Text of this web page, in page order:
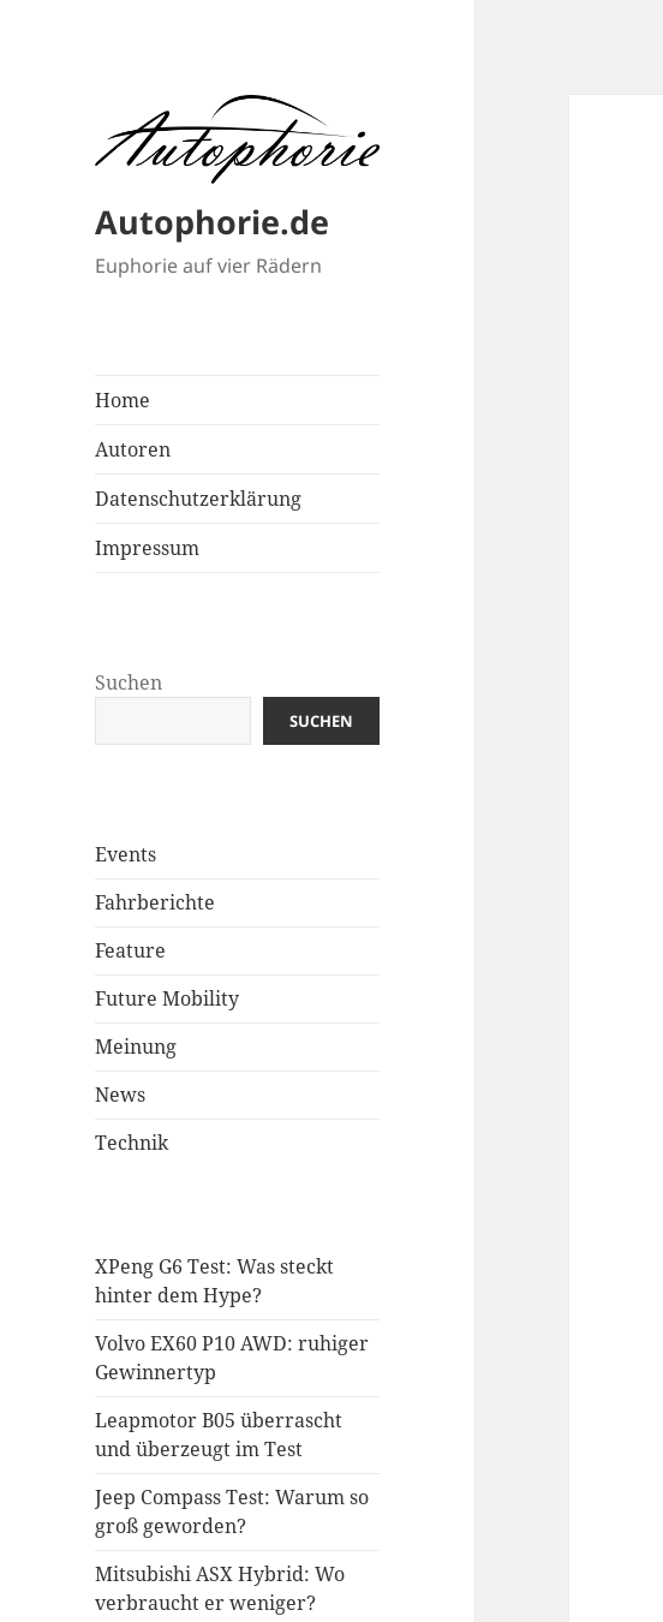
Autophorie.de
Euphorie auf vier Rädern
Home
Autoren
Datenschutzerklärung
Impressum
Suchen
SUCHEN
Events
Fahrberichte
Feature
Future Mobility
Meinung
News
Technik
XPeng G6 Test: Was steckt
hinter dem Hype?
Volvo EX60 P10 AWD: ruhiger
Gewinnertyp
Leapmotor B05 überrascht
und überzeugt im Test
Jeep Compass Test: Warum so
groß geworden?
Mitsubishi ASX Hybrid: Wo
verbraucht er weniger?